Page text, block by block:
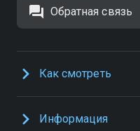
Обратная связь
Как смотреть
Информация